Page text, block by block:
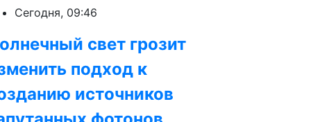
Сегодня, 09:46
свет грозит
подход к
источников